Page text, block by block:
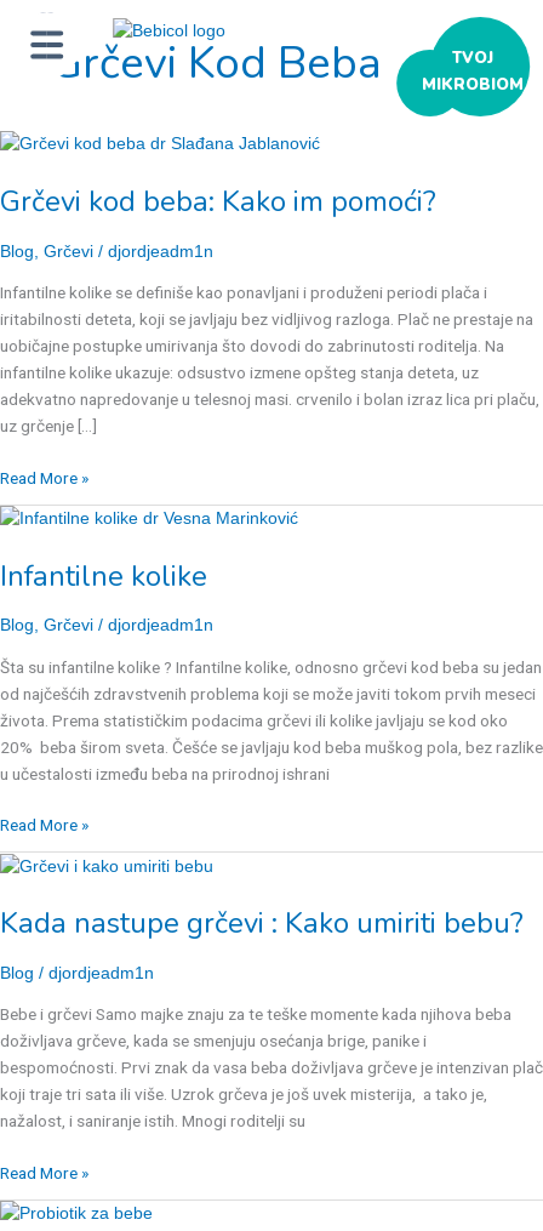
ТVOJ
MIKROBIOM
Grčevi Kod Beba
Grčevi kod beba: Kako im pomoći?
Blog Grčevi / djordjeadm1n
Infantilne kolike se definiše kao ponavljani i produženi periodi plača i
iritabilnosti deteta, koji se javljaju bez vidljivog razloga. Plač ne prestaje na
uobičajne postupke umirivanja što dovodi do zabrinutosti roditelja. Na
infantilne kolike ukazuje: odsustvo izmene opšteg stanja deteta, uz
adekvatno napredovanje u telesnoj masi. crvenilo i bolan izraz lica pri plaču,
uz grčenje […]
Grčevi
beba:
im
Read More »
Infantilne kolike
Blog, Grčevi / djordjeadm1n
Šta su infantilne kolike ? Infantilne kolike, odnosno grčevi kod beba su jedan
od najčešćih zdravstvenih problema koji se može javiti tokom prvih meseci
života. Prema statističkim podacima grčevi ili kolike javljaju se kod oko
20% beba širom sveta. Češće se javljaju kod beba muškog pola, bez razlike
u učestalosti između beba na prirodnoj ishrani
Infantilne
Read More »
Kada nastupe grčevi : Kako umiriti bebu?
Blog / djordjeadm1n
Bebe i grčevi Samo majke znaju za te teške momente kada njihova beba
doživljava grčeve, kada se smenjuju osećanja brige, panike i
bespomoćnosti. Prvi znak da vasa beba doživljava grčeve je intenzivan plač
koji traje tri sata ili više. Uzrok grčeva je još uvek misterija, a tako je,
nažalost, i saniranje istih. Mnogi roditelji su
Kada
grčevi
Kako
bebu?
Read More »
Probiotik